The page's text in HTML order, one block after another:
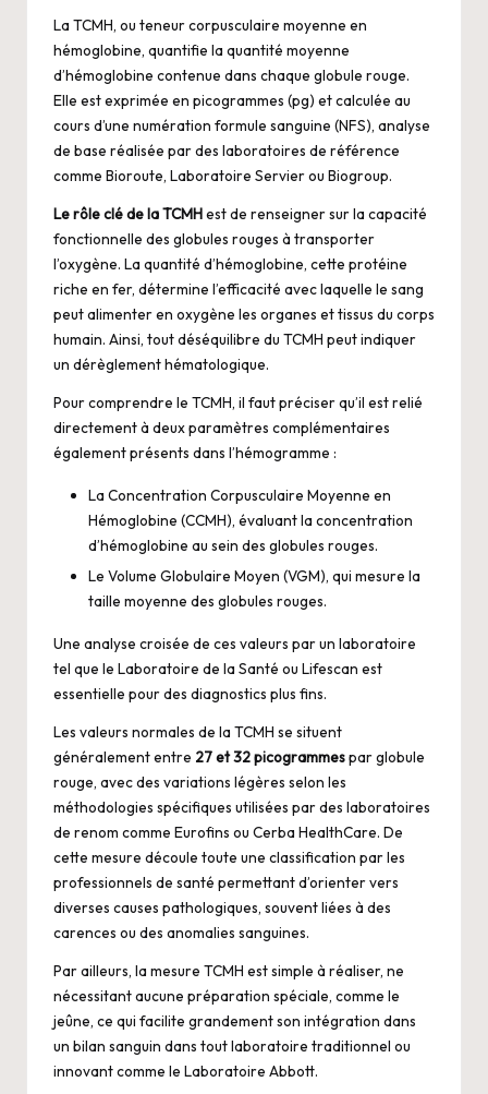
La TCMH, ou teneur corpusculaire moyenne en
hémoglobine, quantifie la quantité moyenne
d’hémoglobine contenue dans chaque globule rouge.
Elle est exprimée en picogrammes (pg) et calculée au
cours d’une numération formule sanguine (NFS), analyse
de base réalisée par des laboratoires de référence
comme Bioroute, Laboratoire Servier ou Biogroup.
Le rôle clé de la TCMHest de renseigner sur la capacité
fonctionnelle des globules rouges à transporter
l’oxygène. La quantité d’hémoglobine, cette protéine
riche en fer, détermine l’efficacité avec laquelle le sang
peut alimenter en oxygène les organes et tissus du corps
humain. Ainsi, tout déséquilibre du TCMH peut indiquer
un dérèglement hématologique.
Pour comprendre le TCMH, il faut préciser qu’il est relié
directement à deux paramètres complémentaires
également présents dans l’hémogramme :
La Concentration Corpusculaire Moyenne en
Hémoglobine (CCMH), évaluant la concentration
d’hémoglobine au sein des globules rouges.
Le Volume Globulaire Moyen (VGM), qui mesure la
taille moyenne des globules rouges.
Une analyse croisée de ces valeurs par un laboratoire
tel que le Laboratoire de la Santé ou Lifescan est
essentielle pour des diagnostics plus fins.
Les valeurs normales de la TCMH se situent
généralement entre 27 et 32 picogrammespar globule
rouge, avec des variations légères selon les
méthodologies spécifiques utilisées par des laboratoires
de renom comme Eurofins ou Cerba HealthCare. De
cette mesure découle toute une classification par les
professionnels de santé permettant d’orienter vers
diverses causes pathologiques, souvent liées à des
carences ou des anomalies sanguines.
Par ailleurs, la mesure TCMH est simple à réaliser, ne
nécessitant aucune préparation spéciale, comme le
jeûne, ce qui facilite grandement son intégration dans
un bilan sanguin dans tout laboratoire traditionnel ou
innovant comme le Laboratoire Abbott.